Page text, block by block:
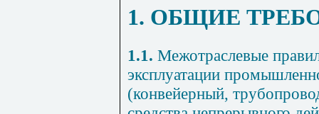
1. ОБЩИЕ
1.1. Межотраслевые
эксплуатации
(конвейерный,